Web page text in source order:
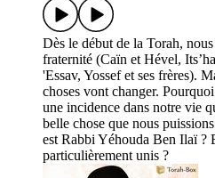
Dès le début de la Torah,
fraternité (Caïn et Hével,
'Essav, Yossef et ses frères).
choses vont changer.
une incidence dans notre vie
belle chose que nous
est Rabbi Yéhouda Ben Ilaï ?
particulièrement unis ?